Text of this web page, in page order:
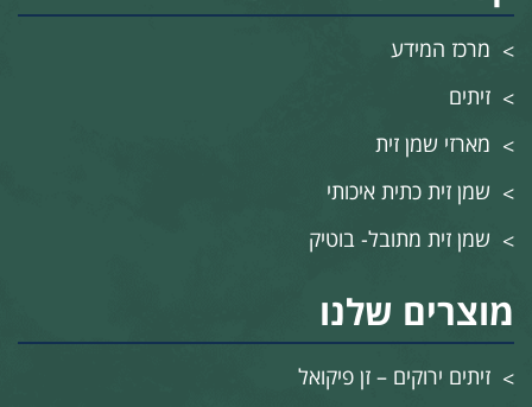
מרכז המידע
זיתים
מארזי שמן זית
שמן זית כתית איכותי
שמן זית מתובל- בוטיק
מוצרים שלנו
זיתים ירוקים – זן פיקואל